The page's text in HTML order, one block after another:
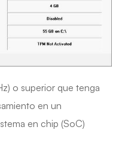
o superior que tenga
en un
en chip (SoC)